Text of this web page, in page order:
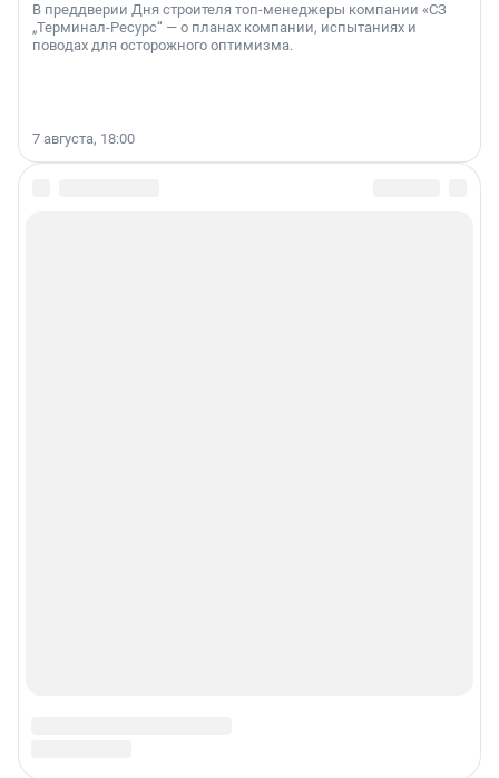
В преддверии Дня строителя топ-менеджеры компании «СЗ
„Терминал-Ресурс“ — о планах компании, испытаниях и
поводах для осторожного оптимизма.
7 августа, 18:00